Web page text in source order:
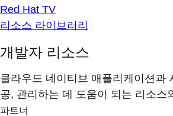
Red Hat TV
리소스 라이브러리
개발자 리소스
클라우드 네이티브 애플리케이션과
공, 관리하는 데 도움이 되는 리소스
파트너